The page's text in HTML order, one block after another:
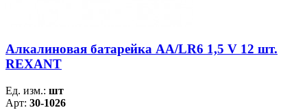
Алкалиновая батарейка AA/LR6 1,5 V 12 шт.
REXANT
Ед. изм.: шт
Арт: 30-1026